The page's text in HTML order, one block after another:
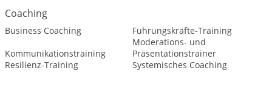
Coaching
Business Coaching
Führungskräfte-Training
Kommunikationstraining
Moderations- und
Präsentationstrainer
Resilienz-Training
Systemisches Coaching